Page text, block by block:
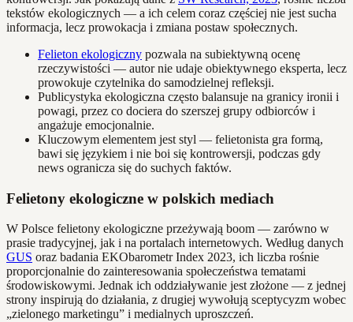
tekstów ekologicznych — a ich celem coraz częściej nie jest sucha
informacja, lecz prowokacja i zmiana postaw społecznych.
Felieton ekologiczny pozwala na subiektywną ocenę
rzeczywistości — autor nie udaje obiektywnego eksperta, lecz
prowokuje czytelnika do samodzielnej refleksji.
Publicystyka ekologiczna często balansuje na granicy ironii i
powagi, przez co dociera do szerszej grupy odbiorców i
angażuje emocjonalnie.
Kluczowym elementem jest styl — felietonista gra formą,
bawi się językiem i nie boi się kontrowersji, podczas gdy
news ogranicza się do suchych faktów.
Felietony ekologiczne w polskich mediach
W Polsce felietony ekologiczne przeżywają boom — zarówno w
prasie tradycyjnej, jak i na portalach internetowych. Według danych
GUS oraz badania EKObarometr Index 2023, ich liczba rośnie
proporcjonalnie do zainteresowania społeczeństwa tematami
środowiskowymi. Jednak ich oddziaływanie jest złożone — z jednej
strony inspirują do działania, z drugiej wywołują sceptycyzm wobec
„zielonego marketingu” i medialnych uproszczeń.